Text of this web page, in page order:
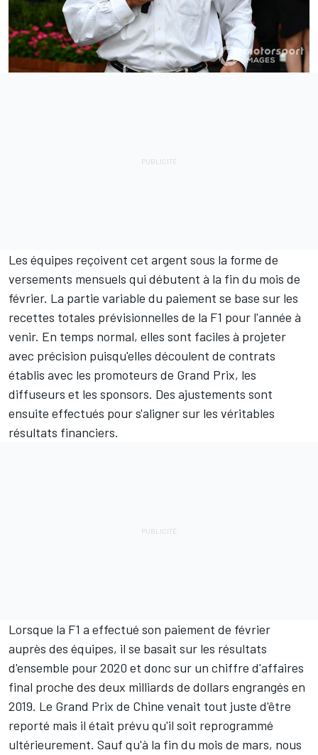
Les équipes reçoivent cet argent sous la forme de
versements mensuels qui débutent à la fin du mois de
février. La partie variable du paiement se base sur les
recettes totales prévisionnelles de la F1 pour l'année à
venir. En temps normal, elles sont faciles à projeter
avec précision puisqu'elles découlent de contrats
établis avec les promoteurs de Grand Prix, les
diffuseurs et les sponsors. Des ajustements sont
ensuite effectués pour s'aligner sur les véritables
résultats financiers.
Lorsque la F1 a effectué son paiement de février
auprès des équipes, il se basait sur les résultats
d'ensemble pour 2020 et donc sur un chiffre d'affaires
final proche des deux milliards de dollars engrangés en
2019. Le Grand Prix de Chine venait tout juste d'être
reporté mais il était prévu qu'il soit reprogrammé
ultérieurement. Sauf qu'à la fin du mois de mars, nous